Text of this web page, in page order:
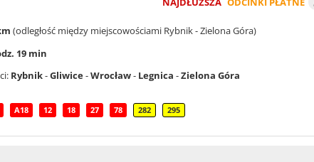
(odległość między miejscowościami Rybnik - Zielona Góra)
19 min
Rybnik-Gliwice-Wrocław- Legnica -Zielona Góra
A18 12 18 27 78 282 295